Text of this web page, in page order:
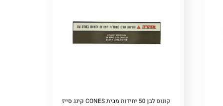
קונוס לבן 50 יחידות מבית CONES קינג סייז